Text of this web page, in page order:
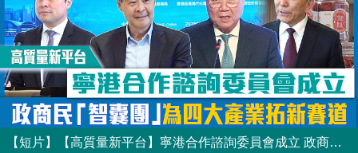
【短片】【高質量新平台】寧港合作諮詢委員會成立 政商民「智囊團」為展四大產業拓新賽道